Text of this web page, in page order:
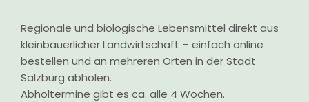
Regionale und biologische Lebensmittel direkt aus
kleinbäuerlicher Landwirtschaft – einfach online
bestellen und an mehreren Orten in der Stadt
Salzburg abholen.
Abholtermine gibt es ca. alle 4 Wochen.